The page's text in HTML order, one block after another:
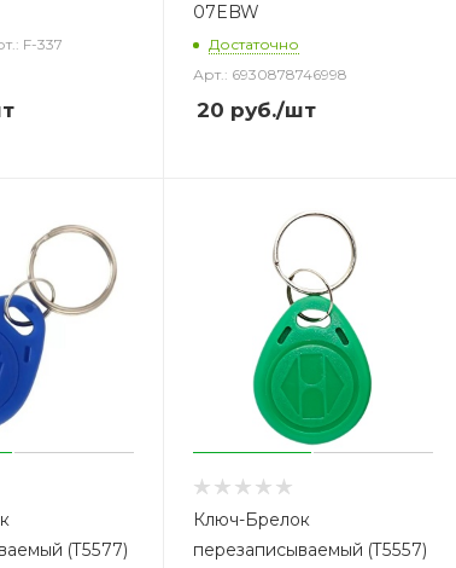
F-337
07EBW
Достаточно
Арт.: 6930878746998
20 руб./шт
(T5577)
Ключ-Брелок
перезаписываемый (T5557)